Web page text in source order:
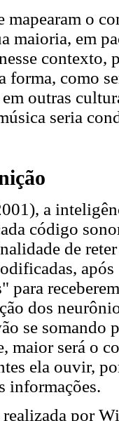
mapearam o
maioria, em
forma, como
outras
seria
a
código
de
para
dos
se somando
maior será o
ela ouvir,
informações.
por